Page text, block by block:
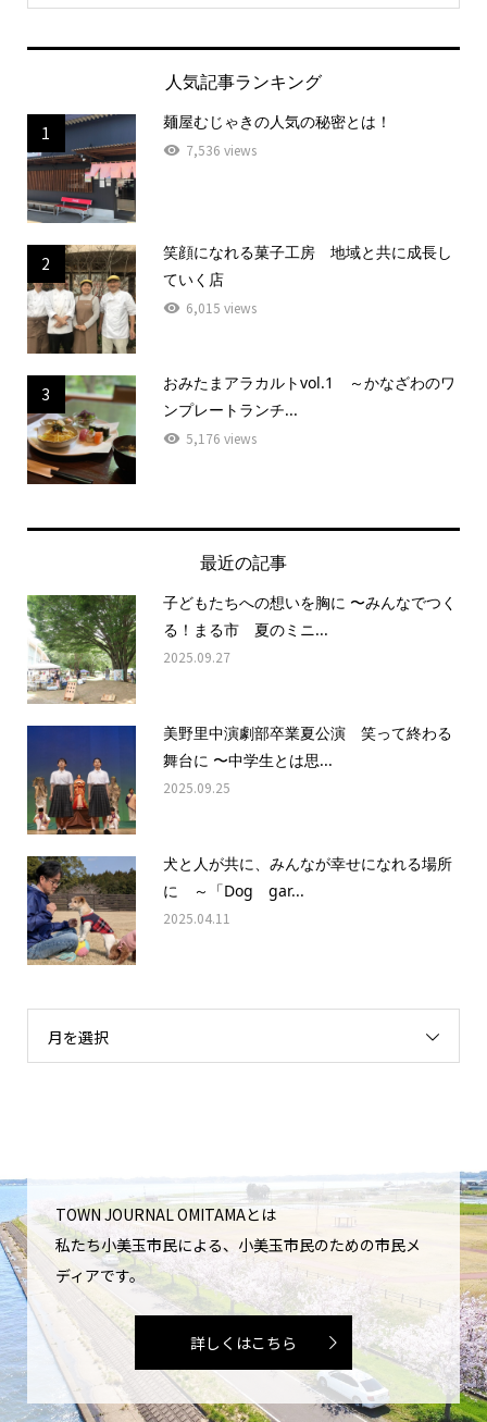
人気記事ランキング
1
麺屋むじゃきの人気の秘密とは！
7,536 views
2
笑顔になれる菓子工房 地域と共に成長し
ていく店
6,015 views
3
おみたまアラカルトvol.1 ～かなざわのワ
ンプレートランチ...
5,176 views
最近の記事
子どもたちへの想いを胸に 〜みんなでつく
る！まる市 夏のミニ...
2025.09.27
美野里中演劇部卒業夏公演 笑って終わる
舞台に 〜中学生とは思...
2025.09.25
犬と人が共に、みんなが幸せになれる場所
に ～「Dog gar...
2025.04.11
月を選択
TOWN JOURNAL OMITAMAとは
私たち小美玉市民による、小美玉市民のための市民メ
ディアです。
詳しくはこちら